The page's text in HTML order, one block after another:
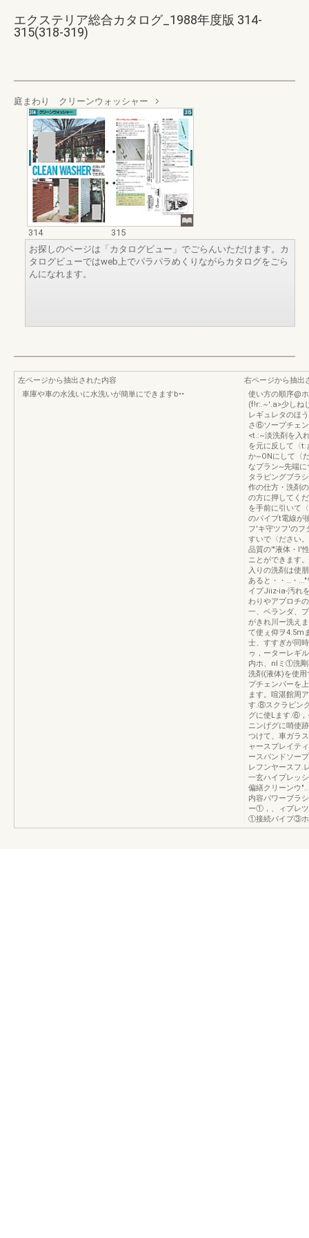
エクステリア総合カタログ_1988年度版 314-
315(318-319)
庭まわり クリーンウォッシャー
314
315
お探しのページは「カタログビュー」でごらんいただけます。カ
タログビューではweb上でパラパラめくりながらカタログをごら
んになれます。
左ページから抽出された内容
車庫や車の水浅いに水洗いが簡単にできますb••
右ページから抽出
使い方の順序@
(f!r:.~'.a>少しね
レギュレタのほ
さ⑥ソープチェ
<t.:~淡洗剤を入
を元に反して〈
か~ONにして〈
なプラン~先端
タラピングブラ
作の仕方・洗剤
の方に押してく
を手前に引いて
のパイプt電線が
フ'キ守ツフ'のフ
すいで〈ださい
品質の'"液体・l'
ニとができます
入りの洗剤は使
あると・・…・
イプJiiz-ia-汚れ
わりやアプロチ
一、ベランダ、
がきれ川ー洗え
て使ぇ仰ヲ4.5m
士、すすぎが同
ゥ，ーターレギ
内ホ、nlミ①洗剛
洗剤(液体)を使
プチェンパーを
ます。喧湛館周
す.⑧スクラピン
グに使Lます.⑥，
ニンげグに哨使
つけて、車ガラ
ャースプレイテ
ースパンドソー
レフンヤースフ.
一玄ハイプレッ
偏繕クリーンウ
内容パワーブラ
ー①，、ィプレ
①接続パイプ③